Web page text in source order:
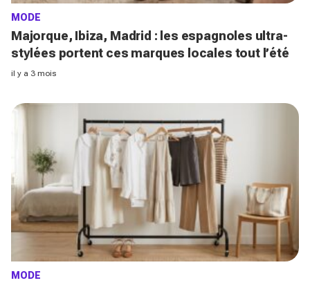
MODE
Majorque, Ibiza, Madrid : les espagnoles ultra-
stylées portent ces marques locales tout l’été
il y a 3 mois
MODE